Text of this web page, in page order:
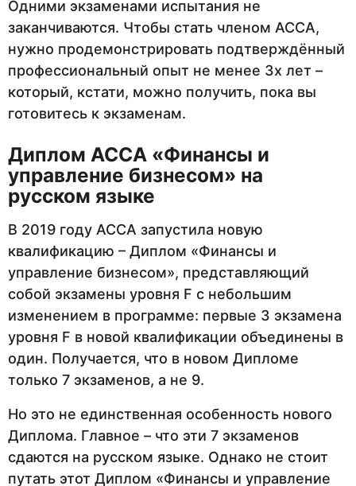
Одними экзаменами испытания не
заканчиваются. Чтобы стать членом АССА,
нужно продемонстрировать подтверждённый
профессиональный опыт не менее 3х лет –
который, кстати, можно получить, пока вы
готовитесь к экзаменам.
Диплом ACCA «Финансы и
управление бизнесом» на
русском языке
В 2019 году АССА запустила новую
квалификацию – Диплом «Финансы и
управление бизнесом», представляющий
собой экзамены уровня F с небольшим
изменением в программе: первые 3 экзамена
уровня F в новой квалификации объединены в
один. Получается, что в новом Дипломе
только 7 экзаменов, а не 9.
Но это не единственная особенность нового
Диплома. Главное – что эти 7 экзаменов
сдаются на русском языке. Однако не стоит
путать этот Диплом «Финансы и управление